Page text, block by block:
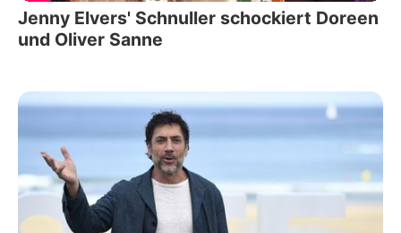
Jenny Elvers' Schnuller schockiert Doreen
und Oliver Sanne